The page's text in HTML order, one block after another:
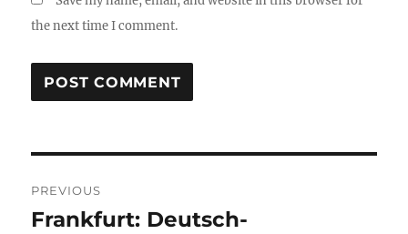
the next time I comment.
navigation
PREVIOUS
Previous
Frankfurt: Deutsch-